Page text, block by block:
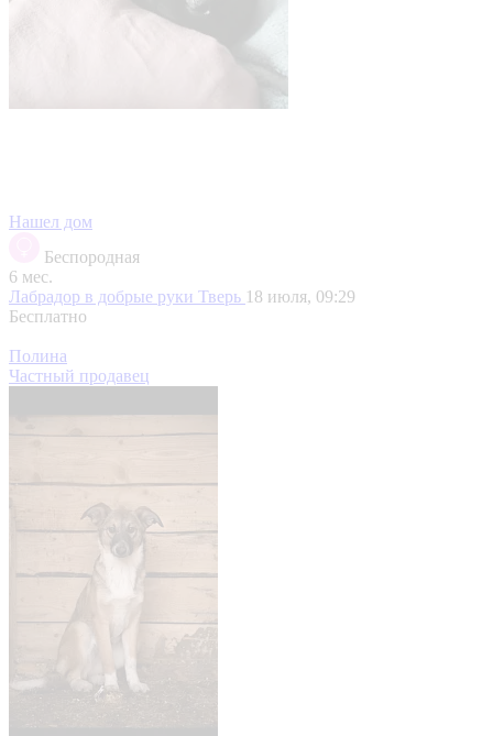
Нашел дом
Беспородная
6 мес.
Лабрадор в добрые руки Тверь 18 июля, 09:29
Бесплатно
Полина
Частный продавец